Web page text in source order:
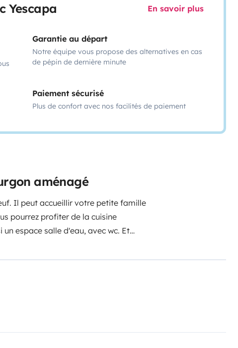
Yescapa En savoir plus
Garantie au départ
Notre équipe vous propose des alternatives en cas
de pépin de dernière minute
Paiement sécurisé
Plus de confort avec nos facilités de paiement
aménagé
Il peut accueillir votre petite famille
pourrez profiter de la cuisine
espace salle d'eau, avec wc. Et
du soleil. Côté conduite il est
de vitesse, carplay etc...N'hésitez pas